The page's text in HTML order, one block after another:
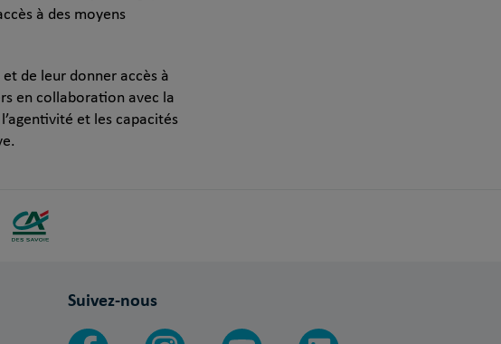
à des moyens
de leur donner accès à
en collaboration avec la
et les capacités
Suivez-nous